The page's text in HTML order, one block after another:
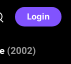
Login
(2002)